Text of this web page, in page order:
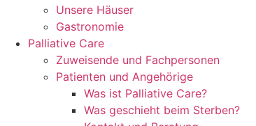
Unsere Häuser
Gastronomie
Palliative Care
Zuweisende und Fachpersonen
Patienten und Angehörige
Was ist Palliative Care?
Was geschieht beim Sterben?